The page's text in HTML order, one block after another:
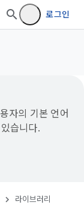
로그인
자의 기본 언어
습니다.
라이브러리